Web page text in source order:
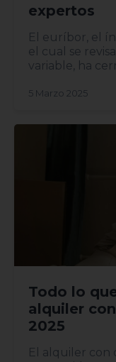
expertos
El euríbor, el
el cual se
variable, ha
5 Marzo 2025
Todo lo
alquiler
2025
El alquiler con